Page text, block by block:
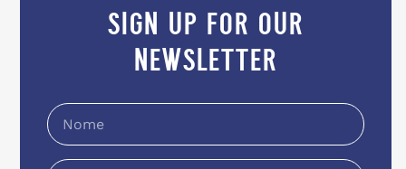
sign up for our
newsletter